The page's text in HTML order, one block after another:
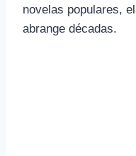
novelas populares,
abrange décadas.